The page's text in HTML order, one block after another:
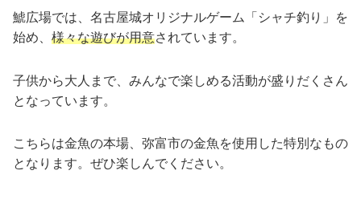
鯱広場では、名古屋城オリジナルゲーム「シャチ釣り」を
始め、 様々な遊びが用意されています。
子供から大人まで、みんなで楽しめる活動が盛りだくさん
となっています。
こちらは金魚の本場、弥富市の金魚を使用した特別なもの
となります。ぜひ楽しんでください。